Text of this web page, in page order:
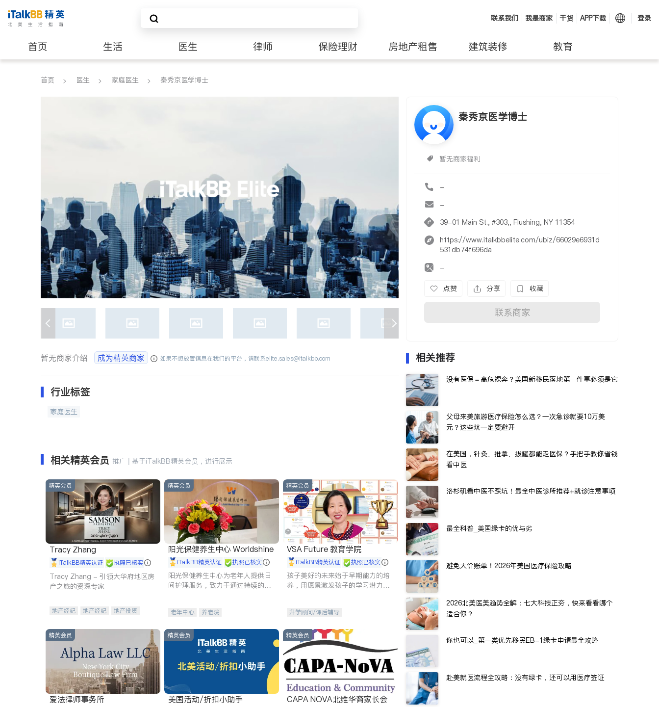
联系我们 我是商家 干货 APP下载 登录
首页 生活 医生 律师 保险理财 房地产租售 建筑装修 教育
养老 非盈利组织
首页 医生 家庭医生 秦秀京医学博士
秦秀京医学博士
暂无商家福利
-
-
39-01 Main St., #303,, Flushing, NY 11354
https://www.italkbbelite.com/ubiz/66029e6931d
531db74f696da
-
点赞 分享 收藏
联系商家
暂无商家介绍 成为精英商家 如果不想放置信息在我们的平台，请联系elite.sales@italkbb.com
行业标签
家庭医生
相关精英会员 推广 | 基于iTalkBB精英会员，进行展示
精英会员
Tracy Zhang
iTalkBB精英认证 执照已核实
Tracy Zhang - 引领大华府地区房
产之旅的资深专家
地产经纪 地产经纪
地产投资
精英会员
阳光保健养生中心 Worldshine
iTalkBB精英认证 执照已核实
阳光保健养生中心为老年人提供日
间护理服务，致力于通过持续的护
老年中心 养老院
精英会员
VSA Future 教育学院
iTalkBB精英认证 执照已核实
孩子美好的未来始于早期能力的培
养，用愿景激发孩子的学习潜力和
升学顾问/课后辅导
精英会员
爱法律师事务所
精英会员
美国活动/折扣小助手
精英会员
CAPA NOVA北维华裔家长会
相关推荐
没有医保＝高危裸奔？美国新移民落地第一件事必须是它
父母来美旅游医疗保险怎么选？一次急诊就要10万美
元？这些坑一定要避开
在美国，针灸、推拿、拔罐都能走医保？手把手教你省钱
看中医
洛杉矶看中医不踩坑！最全中医诊所推荐+就诊注意事项
最全科普_美国绿卡的优与劣
避免天价账单！2026年美国医疗保险攻略
2026北美医美趋势全解：七大科技正夯，快来看看哪个
适合你？
你也可以_第一类优先移民EB-1绿卡申请最全攻略
赴美就医流程全攻略：没有绿卡，还可以用医疗签证